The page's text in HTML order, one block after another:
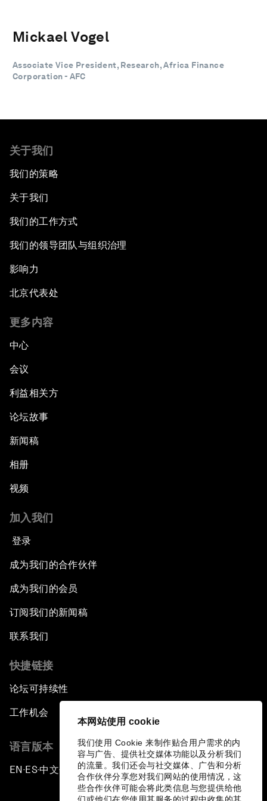
本网站使用 cookie
我们使用 Cookie 来制作贴合用户需求的内
容与广告、提供社交媒体功能以及分析我们
的流量。我们还会与社交媒体、广告和分析
合作伙伴分享您对我们网站的使用情况，这
些合作伙伴可能会将此类信息与您提供给他
Mickael Vogel
Associate Vice President, Research, Africa Finance
Corporation - AFC
关于我们
我们的策略
关于我们
我们的工作方式
我们的领导团队与组织治理
影响力
北京代表处
更多内容
中心
会议
利益相关方
论坛故事
新闻稿
相册
视频
加入我们
登录
成为我们的合作伙伴
成为我们的会员
订阅我们的新闻稿
联系我们
快捷链接
论坛可持续性
工作机会
语言版本
EN ▪ES▪中文▪ 日本語